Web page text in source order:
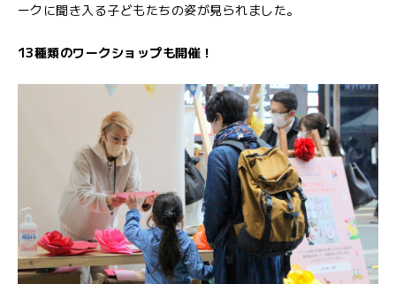
ークに聞き入る子どもたちの姿が見られました。
13種類のワークショップも開催！